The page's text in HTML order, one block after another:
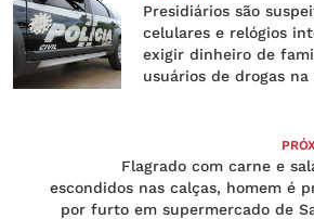
Presidiários são
celulares e relógios
exigir dinheiro de
usuários de drogas na
Flagrado com carne e
escondidos nas calças, homem é
por furto em supermercado de